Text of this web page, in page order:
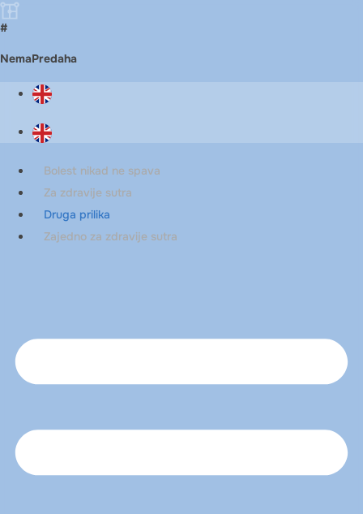
#
NemaPredaha
Bolest nikad ne spava
Za zdravije sutra
Druga prilika
Zajedno za zdravije sutra